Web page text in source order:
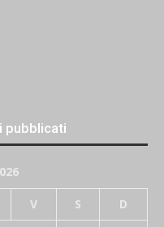
pubblicati
V S D